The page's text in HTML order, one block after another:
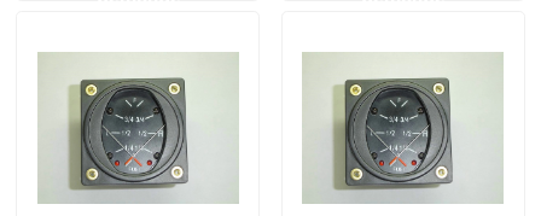
Produits
Instruments de vol d'avions